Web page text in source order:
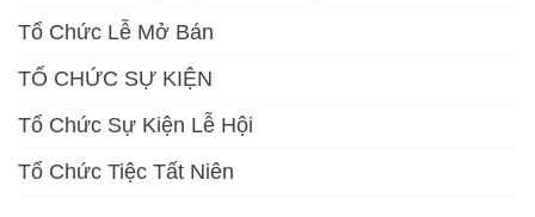
Tổ Chức Lễ Mở Bán
TỔ CHỨC SỰ KIỆN
Tổ Chức Sự Kiện Lễ Hội
Tổ Chức Tiệc Tất Niên